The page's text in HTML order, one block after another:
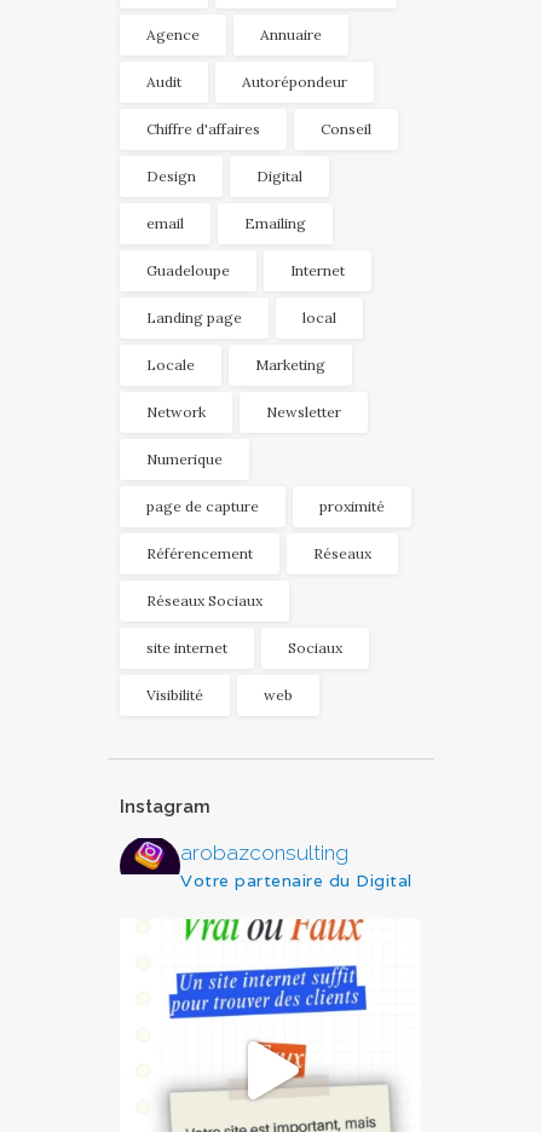
Agence Annuaire
Audit Autorépondeur
Chiffre d'affaires Conseil
Design Digital
email Emailing
Guadeloupe Internet
Landing page local
Locale Marketing
Network Newsletter
Numerique
page de capture proximité
Référencement Réseaux
Réseaux Sociaux
site internet Sociaux
Visibilité web
Instagram
arobazconsulting
Votre partenaire du Digital